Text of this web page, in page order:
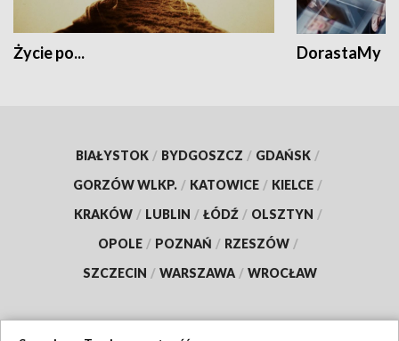
Życie po... DorastaMy
BIAŁYSTOK / BYDGOSZCZ / GDAŃSK /
GORZÓW WLKP. / KATOWICE / KIELCE /
KRAKÓW / LUBLIN / ŁÓDŹ / OLSZTYN /
OPOLE / POZNAŃ / RZESZÓW /
SZCZECIN / WARSZAWA / WROCŁAW